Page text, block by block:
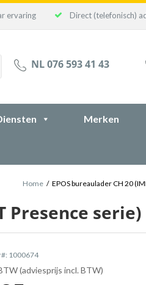
ervaring Direct (telefonisch)
NL 076 593 41 43
Merken
Home / EPOS bureaulader CH 20
Presence serie)
1000674
(adviesprijs incl. BTW)